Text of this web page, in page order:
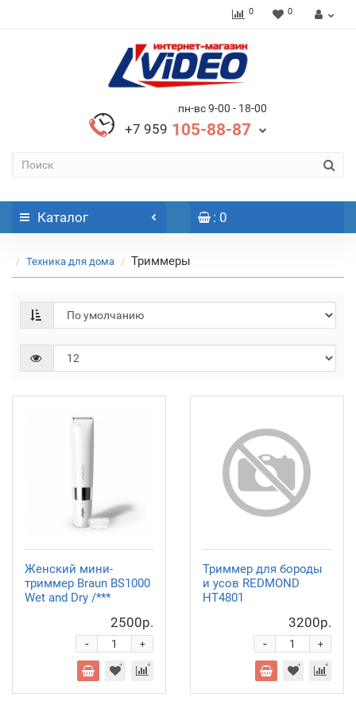
0 0
пн-вс 9-00 - 18-00
+7 959 105-88-87
Каталог : 0
Техника для дома Триммеры
Женский мини-
триммер Braun BS1000
Wet and Dry /***
2500р.
+
-
Триммер для бороды
и усов REDMOND
HT4801
3200р.
+
-